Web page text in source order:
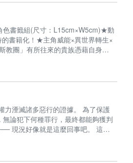
色書籤組(尺寸：L15cm×W5cm)★動
書籍化！★主角威能×異世界轉生×
教團」有所往來的貴族憑藉自身權
族千金克莉絲汀娜獨自苦惱……無
力湮滅諸多惡行的證據。 為了保護
論犯下何種罪行，最終都能夠獲判
現況好像就是這麼回事吧。 這可
萬!! ★「成為小說家吧」人氣作品